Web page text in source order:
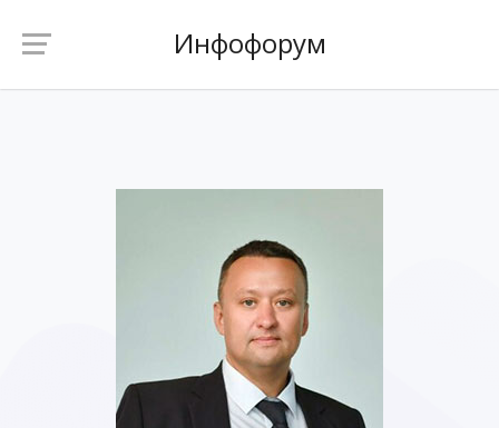
Инфофорум